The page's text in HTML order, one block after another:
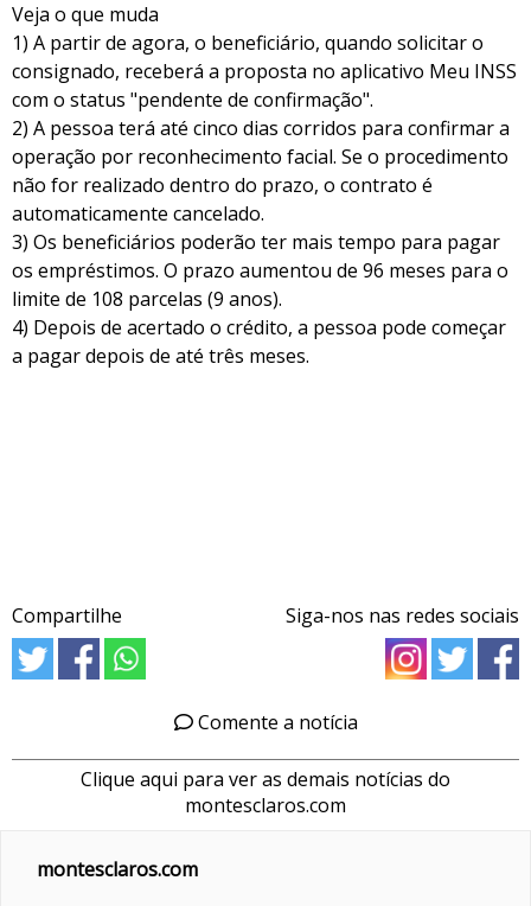
Veja o que muda
1) A partir de agora, o beneficiário, quando solicitar o
consignado, receberá a proposta no aplicativo Meu INSS
com o status "pendente de confirmação".
2) A pessoa terá até cinco dias corridos para confirmar a
operação por reconhecimento facial. Se o procedimento
não for realizado dentro do prazo, o contrato é
automaticamente cancelado.
3) Os beneficiários poderão ter mais tempo para pagar
os empréstimos. O prazo aumentou de 96 meses para o
limite de 108 parcelas (9 anos).
4) Depois de acertado o crédito, a pessoa pode começar
a pagar depois de até três meses.
Compartilhe Siga-nos nas redes sociais
Comente a notícia
Clique aqui para ver as demais notícias do
montesclaros.com
montesclaros.com